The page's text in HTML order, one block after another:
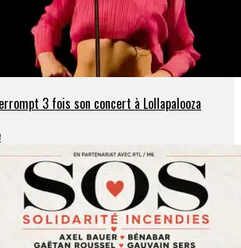
3 fois son concert à Lollapalooza